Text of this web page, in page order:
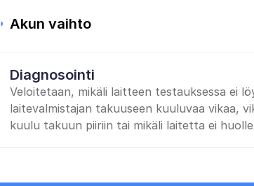
Akun vaihto
Diagnosointi
Veloitetaan, mikäli laitteen testauksessa ei
laitevalmistajan takuuseen kuuluvaa vikaa,
kuulu takuun piiriin tai mikäli laitetta ei